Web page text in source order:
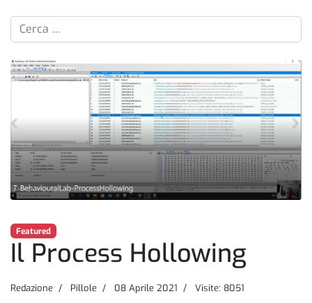
Cerca nelle pillole...
Featured
Il Process Hollowing
Redazione Pillole 08 Aprile 2021 Visite: 8051